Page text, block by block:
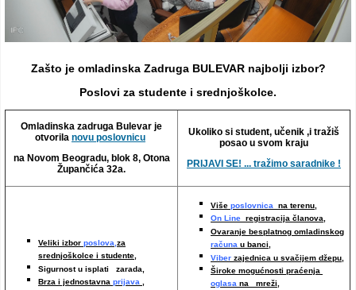
Lokacija
Zašto je omladinska Zadruga BULEVAR najbolji izbor?
Poslovi za studente i srednjoškolce.
Omladinska zadruga Bulevar je
otvorila novu poslovnicu
na Novom Beogradu, blok 8, Otona
Župančića 32a.
Ukoliko si student, učenik ,i tražiš
posao u svom kraju
PRIJAVI SE! ... tražimo saradnike !
Veliki izbor poslova,za
srednjoškolce i studente,
Sigurnost u isplati zarada,
Brza i jednostavna prijava ,
Više poslovnica na terenu,
On Line registracija članova,
Ovaranje besplatnog omladinskog
računa u banci,
Viber zajednica u svačijem džepu,
Široke mogućnosti praćenja
oglasa na mreži,